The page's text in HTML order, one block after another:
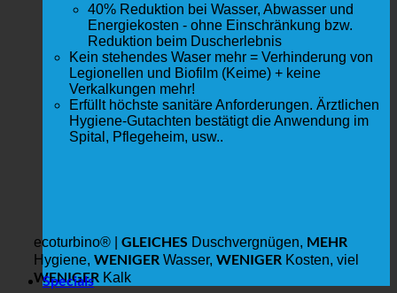
40% Reduktion bei Wasser, Abwasser und
Energiekosten - ohne Einschränkung bzw.
Reduktion beim Duscherlebnis
Kein stehendes Waser mehr = Verhinderung von
Legionellen und Biofilm (Keime) + keine
Verkalkungen mehr!
Erfüllt höchste sanitäre Anforderungen. Ärztlichen
Hygiene-Gutachten bestätigt die Anwendung im
Spital, Pflegeheim, usw..
ecoturbino® | GLEICHES Duschvergnügen, MEHR
Hygiene, WENIGER Wasser, WENIGER Kosten, viel
WENIGER Kalk
Specials